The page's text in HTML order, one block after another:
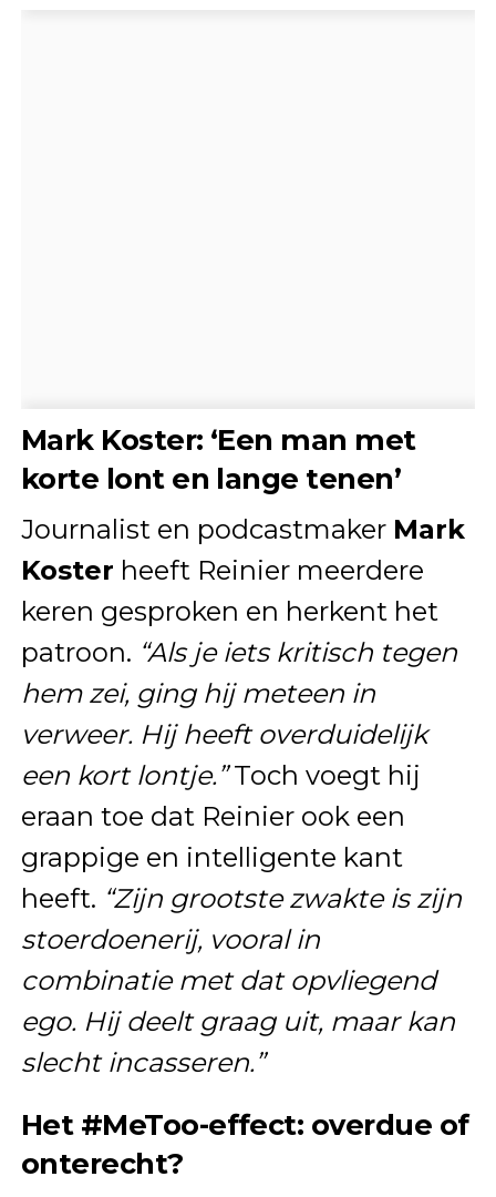
Mark Koster: ‘Een man met
korte lont en lange tenen’
Journalist en podcastmaker Mark
Koster heeft Reinier meerdere
keren gesproken en herkent het
patroon. “Als je iets kritisch tegen
hem zei, ging hij meteen in
verweer. Hij heeft overduidelijk
een kort lontje.”Toch voegt hij
eraan toe dat Reinier ook een
grappige en intelligente kant
heeft. “Zijn grootste zwakte is zijn
stoerdoenerij, vooral in
combinatie met dat opvliegend
ego. Hij deelt graag uit, maar kan
slecht incasseren.”
Het #MeToo-effect: overdue of
onterecht?